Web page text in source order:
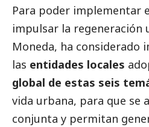
Para poder implementar
impulsar la regeneración
Moneda, ha considerado
las entidades locales
global de estas seis
vida urbana, para que se
conjunta y permitan